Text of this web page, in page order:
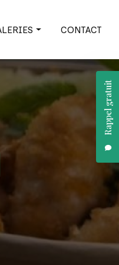
Rappel gratuit
burger
CONTACT